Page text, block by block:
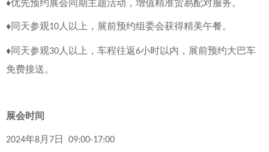
♦优先预约展会同期主题活动，增值精准贸易配对服务。
♦同天参观10 人以上，展前预约组委会获得精美午餐。
♦同天参观30 人以上，车程往返6小时以内，展前预约大巴车
免费接送。
展会时间
2024年8月 7日 09:00-17:00